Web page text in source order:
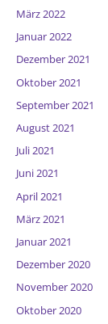
März 2022
Januar 2022
Dezember 2021
Oktober 2021
September 2021
August 2021
Juli 2021
Juni 2021
April 2021
März 2021
Januar 2021
Dezember 2020
November 2020
Oktober 2020